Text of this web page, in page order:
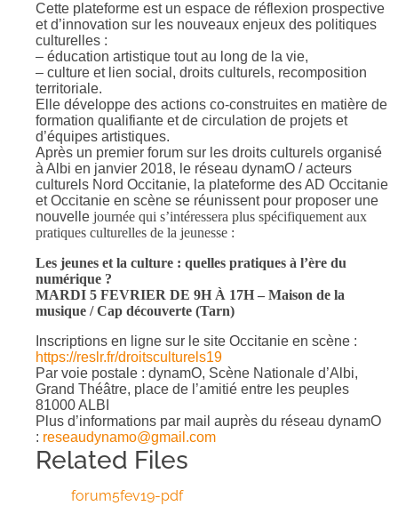
Cette plateforme est un espace de réflexion prospective
et d’innovation sur les nouveaux enjeux des politiques
culturelles :
– éducation artistique tout au long de la vie,
– culture et lien social, droits culturels, recomposition
territoriale.
Elle développe des actions co-construites en matière de
formation qualifiante et de circulation de projets et
d’équipes artistiques.
Après un premier forum sur les droits culturels organisé
à Albi en janvier 2018, le réseau dynamO / acteurs
culturels Nord Occitanie, la plateforme des AD Occitanie
et Occitanie en scène se réunissent pour proposer une
nouvelle journée qui s’intéressera plus spécifiquement aux
pratiques culturelles de la jeunesse :
Les jeunes et la culture : quelles pratiques à l’ère du
numérique ?
MARDI 5 FEVRIER DE 9H À 17H – Maison de la
musique / Cap découverte (Tarn)
Inscriptions en ligne sur le site Occitanie en scène :
https://reslr.fr/droitsculturels19
Par voie postale : dynamO, Scène Nationale d’Albi,
Grand Théâtre, place de l’amitié entre les peuples
81000 ALBI
Plus d’informations par mail auprès du réseau dynamO
: reseaudynamo@gmail.com
Related Files
forum5fev19-pdf